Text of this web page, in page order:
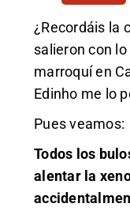
¿Recordáis la
salieron con
marroquí en
Edinho me lo
Pues veamos:
Todos los
alentar la